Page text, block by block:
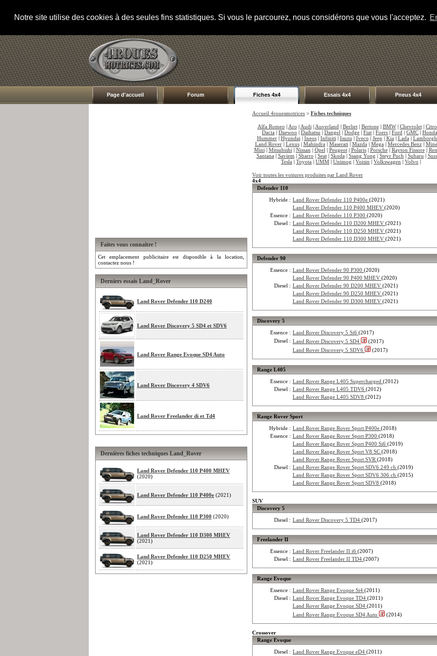
Notre site utilise des cookies à des seules fins statistiques. Si vous le parcourez, nous considérons que vous l'acceptez.
Page d'accueil Forum Fiches 4x4 Essais 4x4 Pneus 4x4
Faites vous connaitre !
Cet emplacement publicitaire est disponible à la location,
contactez nous !
Derniers essais Land_Rover
Land Rover Defender 110 D240
Land Rover Discovery 5 SD4 et SDV6
Land Rover Range Evoque SD4 Auto
Land Rover Discovery 4 SDV6
Land Rover Freelander di et Td4
Dernières fiches techniques Land_Rover
Land Rover Defender 110 P400 MHEV
(2020)
Land Rover Defender 110 P400e (2021)
Land Rover Defender 110 P300 (2020)
Land Rover Defender 110 D300 MHEV
(2021)
Land Rover Defender 110 D250 MHEV
(2021)
Accueil 4rouesmotrices > Fiches techniques
Alfa Romeo | Aro | Audi | Auverland | Berliet| Bertone| BMW| Chevrolet|
Dacia | Daewoo | Daihatsu | Dangel | Dodge | Fiat | Foers | Ford | GMC | Honda
Hummer| Hyundai | Ineos| Infiniti | Isuzu | Iveco | Jeep | Kia | Lada |
Land Rover| Lexus| Mahindra | Maserati | Mazda | Mega | Mercedes Benz|
Mini | Mitsubishi | Nissan | Opel | Peugeot| Polaris| Porsche| Rayton Fissore|
Santana | Saviem | Sbarro | Seat| Skoda | Ssang Yong | Steyr Puch | Subaru |
Tesla | Toyota | UMM | Unimog | Voisin | Volkswagen | Volvo |
Voir toutes les voitures produites par Land Rover
4x4
Defender 110
Hybride : Land Rover Defender 110 P400e (2021)
Land Rover Defender 110 P400 MHEV (2020)
Essence : Land Rover Defender 110 P300 (2020)
Diesel : Land Rover Defender 110 D200 MHEV (2021)
Land Rover Defender 110 D250 MHEV (2021)
Land Rover Defender 110 D300 MHEV (2021)
Defender 90
Essence : Land Rover Defender 90 P300 (2020)
Land Rover Defender 90 P400 MHEV (2020)
Diesel : Land Rover Defender 90 D200 MHEV (2021)
Land Rover Defender 90 D250 MHEV (2021)
Land Rover Defender 90 D300 MHEV (2021)
Discovery 5
Essence : Land Rover Discovery 5 Si6 (2017)
Diesel : Land Rover Discovery 5 SD4
(2017)
Land Rover Discovery 5 SDV6
(2017)
Range L405
Essence : Land Rover Range L405 Supercharged (2012)
Diesel : Land Rover Range L405 TDV6 (2012)
Land Rover Range L405 SDV8 (2012)
Range Rover Sport
Hybride : Land Rover Range Rover Sport P400e (2018)
Essence : Land Rover Range Rover Sport P300 (2018)
Land Rover Range Rover Sport P400 Si6 (2019)
Land Rover Range Rover Sport V8 SC (2018)
Land Rover Range Rover Sport SVR (2018)
Diesel : Land Rover Range Rover Sport SDV6 249 ch (2019)
Land Rover Range Rover Sport SDV6 306 ch (2015)
Land Rover Range Rover Sport SDV8 (2018)
SUV
Discovery 5
Diesel : Land Rover Discovery 5 TD4 (2017)
Freelander II
Essence : Land Rover Freelander II i6 (2007)
Diesel : Land Rover Freelander II TD4 (2007)
Range Evoque
Essence : Land Rover Range Evoque Si4 (2011)
Diesel : Land Rover Range Evoque TD4 (2011)
Land Rover Range Evoque SD4 (2011)
Land Rover Range Evoque SD4 Auto
(2014)
Crossover
Range Evoque
Diesel : Land Rover Range Evoque eD4 (2011)